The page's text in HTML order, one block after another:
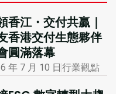
香江・交付共贏｜
香港交付生態夥伴
圓滿落幕
年 7 月 10 日 行業觀點